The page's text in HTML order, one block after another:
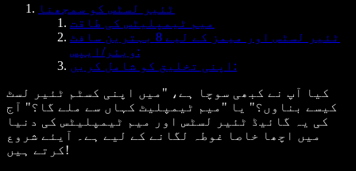
ٹئیر لسٹس کو سمجھنا
میم ٹیمپلیٹس کی طاقت
ٹئیر لسٹس اور میمز کے لیے 8 بہترین سافٹ
ویئر/ایپس:
اپنی تخلیق کو شامل کریں:
کیا آپ نے کبھی سوچا ہے، "میں اپنی کسٹم ٹئیر لسٹ
کیسے بناوں؟" یا "میم ٹیمپلیٹ کہاں سے ملے گا؟" آج
کی یہ گائیڈ ٹئیر لسٹس اور میم ٹیمپلیٹس کی دنیا
میں اچھا خاصا غوطہ لگانے کے لیے ہے۔ آیئے شروع
کرتے ہیں!